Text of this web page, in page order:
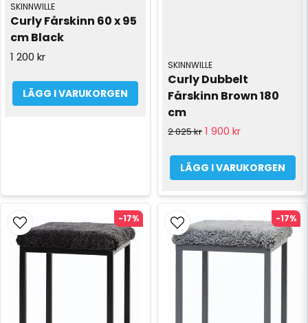
SKINNWILLE
Curly Fårskinn 60 x 95
cm Black
1 200 kr
LÄGG I VARUKORGEN
SKINNWILLE
Curly Dubbelt
Fårskinn Brown 180
cm
2 025 kr 1 900 kr
LÄGG I VARUKORGEN
-17% -17%